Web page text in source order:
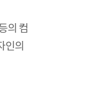
의 컴
인의